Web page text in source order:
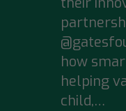
how
helping
child,…